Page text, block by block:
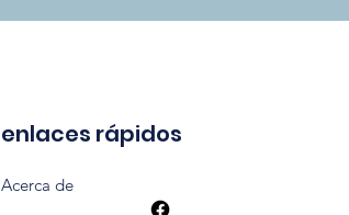
enlaces rápidos
Acerca de